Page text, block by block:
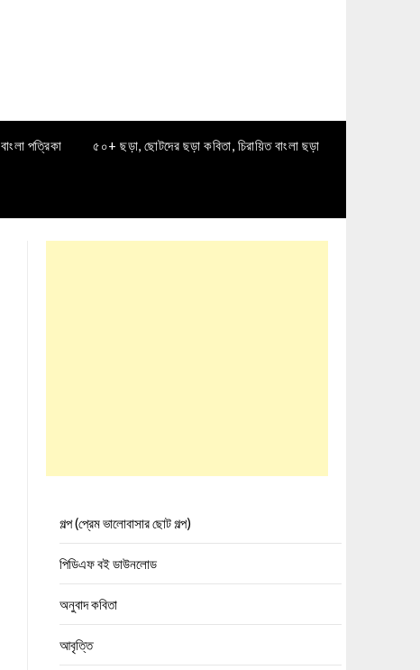
বাংলা পত্রিকা ৫০+ ছড়া, ছোটদের ছড়া কবিতা, চিরায়িত বাংলা ছড়া
গল্প (প্রেম ভালোবাসার ছোট গল্প)
পিডিএফ বই ডাউনলোড
অনুবাদ কবিতা
আবৃত্তি